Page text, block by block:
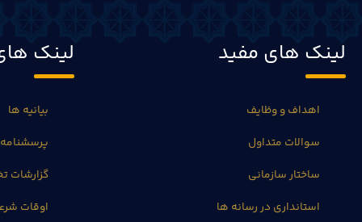
لینک های مفید
اهداف و وظایف
سوالات متداول
ساختار سازمانی
استانداری در رسانه ها
لینک
بیانیه ها
گزارشات
اوقات